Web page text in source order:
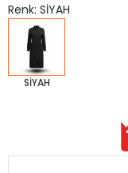
Renk: SİYAH
SİYAH